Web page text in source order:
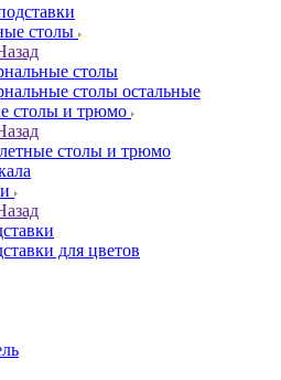
столы
столы
столы остальные
столы и трюмо
столы и трюмо
для цветов